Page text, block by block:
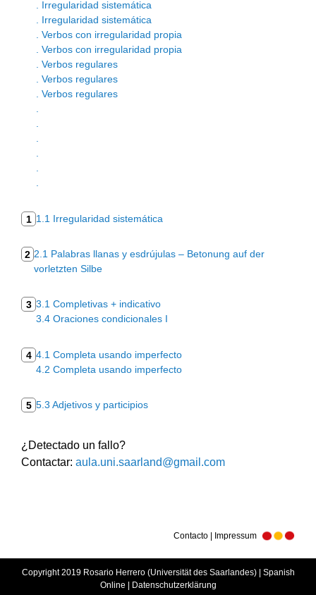
. Irregularidad sistemática
. Irregularidad sistemática
. Verbos con irregularidad propia
. Verbos con irregularidad propia
. Verbos regulares
. Verbos regulares
. Verbos regulares
.
.
.
.
.
.
1 1.1 Irregularidad sistemática
2 2.1 Palabras llanas y esdrújulas – Betonung auf der
vorletzten Silbe
3 3.1 Completivas + indicativo
3.4 Oraciones condicionales I
4 4.1 Completa usando imperfecto
4.2 Completa usando imperfecto
5 5.3 Adjetivos y participios
¿Detectado un fallo?
Contactar: aula.uni.saarland@gmail.com
Contacto | Impressum
Copyright 2019 Rosario Herrero (Universität des Saarlandes) | Spanish
Online | Datenschutzerklärung